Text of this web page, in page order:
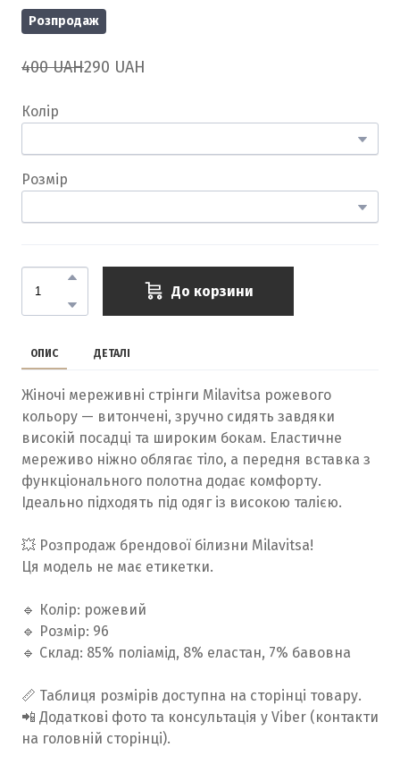
Розпродаж
400 UAH290 UAH
Колір
Розмір
До корзини
ОПИС ДЕТАЛІ
Жіночі мереживні стрінги Milavitsa рожевого
кольору — витончені, зручно сидять завдяки
високій посадці та широким бокам. Еластичне
мереживо ніжно облягає тіло, а передня вставка з
функціонального полотна додає комфорту.
Ідеально підходять під одяг із високою талією.
💥 Розпродаж брендової білизни Milavitsa!
Ця модель не має етикетки.
🔹 Колір: рожевий
🔹 Розмір: 96
🔹 Склад: 85% поліамід, 8% еластан, 7% бавовна
📏 Таблиця розмірів доступна на сторінці товару.
📲 Додаткові фото та консультація у Viber (контакти
на головній сторінці).